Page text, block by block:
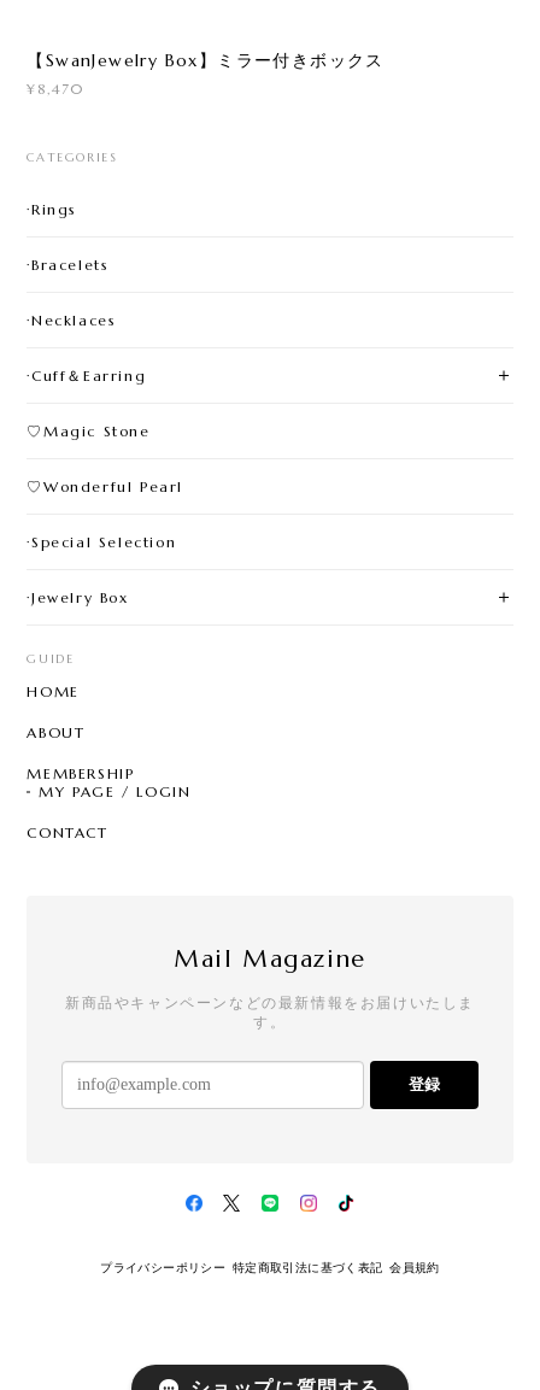
【SwanJewelry Box】ミラー付きボックス
¥8,470
CATEGORIES
·Rings
·Bracelets
·Necklaces
·Cuff＆Earring
♡Magic Stone
♡Wonderful Pearl
·Special Selection
·Jewelry Box
GUIDE
HOME
ABOUT
MEMBERSHIP
MY PAGE / LOGIN
CONTACT
Mail Magazine
新商品やキャンペーンなどの最新情報をお届けいたしま
す。
登録
プライバシーポリシー 特定商取引法に基づく表記 会員規約